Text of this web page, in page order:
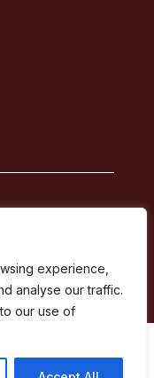
experience,
analyse our traffic.
our use of